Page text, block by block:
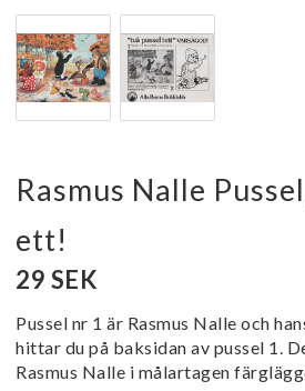
Rasmus Nalle
ett!
29 SEK
Pussel nr 1 är Rasmus Nalle och
hittar du på baksidan av pussel 1.
Rasmus Nalle i målartagen